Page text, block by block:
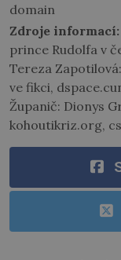
domain
Zdroje informací:
prince Rudolfa v
Tereza
ve fikci,
Županič: Dionys
kohoutikriz.org,